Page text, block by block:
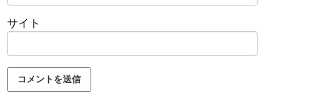
サイト